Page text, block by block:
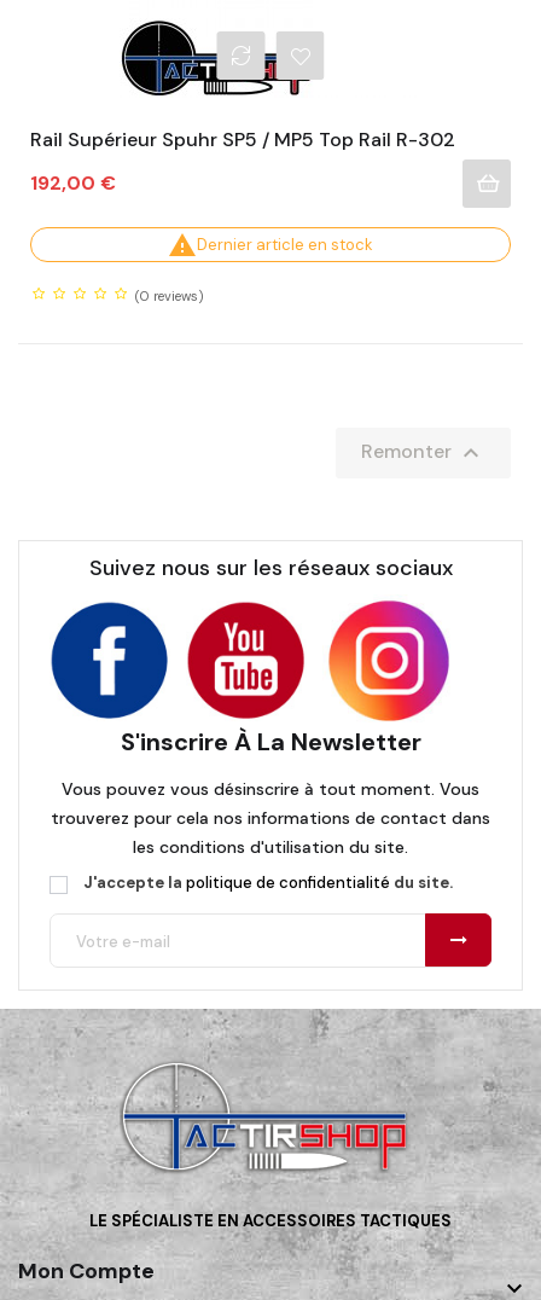
Rail Supérieur Spuhr SP5 / MP5 Top Rail R-302
Prix
192,00 €
Dernier article en stock
(0 reviews)
Remonter 
Suivez nous sur les réseaux sociaux
S'inscrire À La Newsletter
Vous pouvez vous désinscrire à tout moment. Vous
trouverez pour cela nos informations de contact dans
les conditions d'utilisation du site.
J'accepte la politique de confidentialité du site.
LE SPÉCIALISTE EN ACCESSOIRES TACTIQUES
Mon Compte
